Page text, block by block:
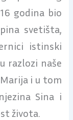
godina bio
svetišta,
istinski
razlozi naše
i u tom
Sina i
života.